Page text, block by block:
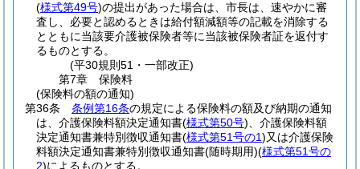
(様式第49号)の提出があった場合は、市長は、速やかに審
査し、必要と認めるときは給付額減額等の記載を消除する
とともに当該要介護被保険者等に当該被保険者証を返付す
るものとする。
(平30規則51・一部改正)
第7章
保険料
(保険料の額の通知)
第36条
条例第16条の規定による保険料の額及び納期の通知
は、介護保険料額決定通知書(様式第50号) 、介護保険料額
決定通知書兼特別徴収通知書(様式第51号の1)又は介護保険
料額決定通知書兼特別徴収通知書(随時期用)(様式第51号の
2)によるものとする。